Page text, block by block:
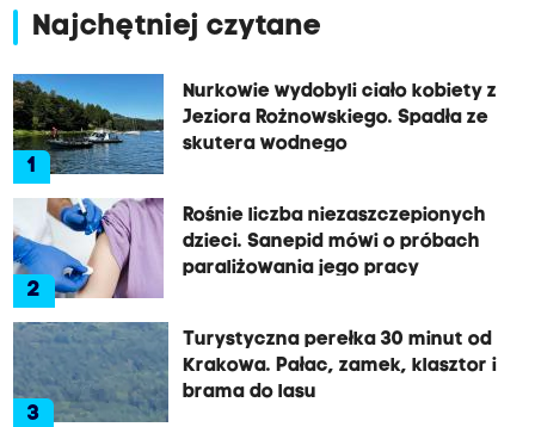
Najchętniej czytane
1
Nurkowie wydobyli ciało kobiety z
Jeziora Rożnowskiego. Spadła ze
skutera wodnego
2
Rośnie liczba niezaszczepionych
dzieci. Sanepid mówi o próbach
paraliżowania jego pracy
3
Turystyczna perełka 30 minut od
Krakowa. Pałac, zamek, klasztor i
brama do lasu